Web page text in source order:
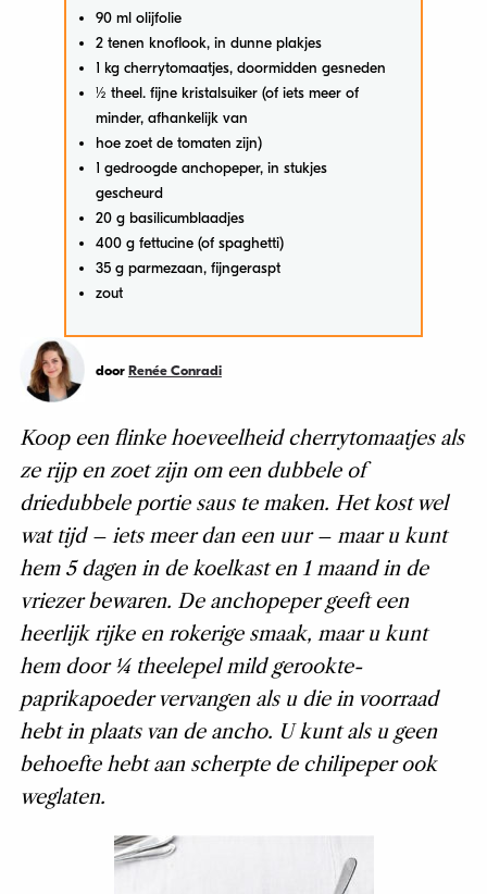
90 ml olijfolie
2 tenen knoflook, in dunne plakjes
1 kg cherrytomaatjes, doormidden gesneden
½ theel. fijne kristalsuiker (of iets meer of
minder, afhankelijk van
hoe zoet de tomaten zijn)
1 gedroogde anchopeper, in stukjes
gescheurd
20 g basilicumblaadjes
400 g fettucine (of spaghetti)
35 g parmezaan, fijngeraspt
zout
door Renée Conradi
Koop een flinke hoeveelheid cherrytomaatjes als
ze rijp en zoet zijn om een dubbele of
driedubbele portie saus te maken. Het kost wel
wat tijd – iets meer dan een uur – maar u kunt
hem 5 dagen in de koelkast en 1 maand in de
vriezer bewaren. De anchopeper geeft een
heerlijk rijke en rokerige smaak, maar u kunt
hem door ¼ theelepel mild gerookte-
paprikapoeder vervangen als u die in voorraad
hebt in plaats van de ancho. U kunt als u geen
behoefte hebt aan scherpte de chilipeper ook
weglaten.